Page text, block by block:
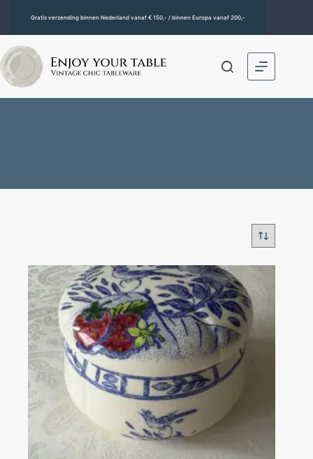
Gratis verzending binnen Nederland vanaf € 150,- / binnen Europa vanaf 200,-